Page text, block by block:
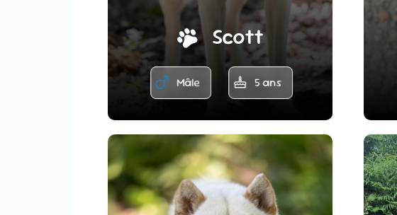
Scott
Mâle 5 ans